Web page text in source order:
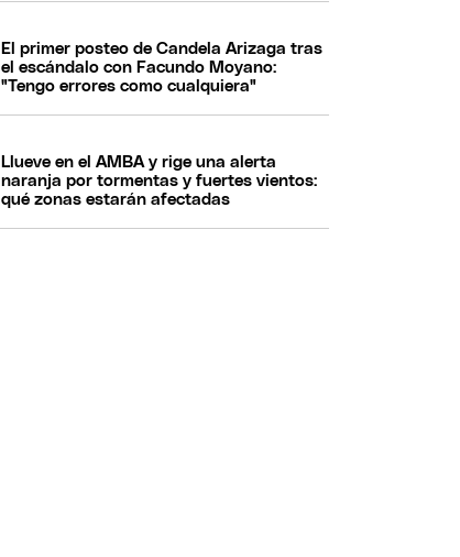
El primer posteo de Candela Arizaga tras
el escándalo con Facundo Moyano:
"Tengo errores como cualquiera"
Llueve en el AMBA y rige una alerta
naranja por tormentas y fuertes vientos:
qué zonas estarán afectadas